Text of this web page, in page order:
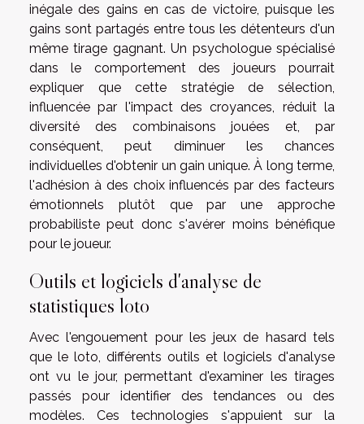
inégale des gains en cas de victoire, puisque les
gains sont partagés entre tous les détenteurs d'un
même tirage gagnant. Un psychologue spécialisé
dans le comportement des joueurs pourrait
expliquer que cette stratégie de sélection,
influencée par l'impact des croyances, réduit la
diversité des combinaisons jouées et, par
conséquent, peut diminuer les chances
individuelles d'obtenir un gain unique. À long terme,
l'adhésion à des choix influencés par des facteurs
émotionnels plutôt que par une approche
probabiliste peut donc s'avérer moins bénéfique
pour le joueur.
Outils et logiciels d'analyse de
statistiques loto
Avec l'engouement pour les jeux de hasard tels
que le loto, différents outils et logiciels d'analyse
ont vu le jour, permettant d'examiner les tirages
passés pour identifier des tendances ou des
modèles. Ces technologies s'appuient sur la